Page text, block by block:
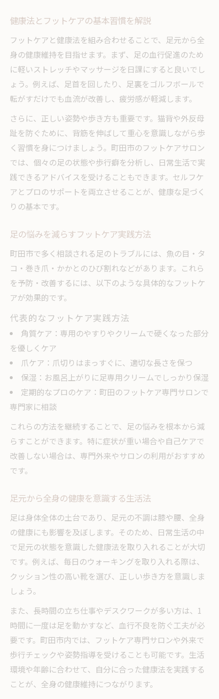
る
日常生活に取り入れる健康法とフットケア
足の疲れを軽減するフットケア習慣のコツ
自宅でできるフットケア町田おすすめ法
町田市で注目のフットケアの魅力
町田で人気のフットケアの特徴と効果を解
説
専門家がすすめるフットケアの魅力とは
健康法と組み合わせた町田のフットケア術
サロンで体験できるフットケアのポイント
魚の目やタコ対策に役立つ知識集
ント
健康法と併用した魚の目・タコ対策のコツ
フットケア町田で学ぶ魚の目ケア方法
痛み軽減に役立つフットケアの知識を解説
魚の目・タコの原因を知るフットケア習慣
健康法とフットケアの基本習慣を解説
フットケアと健康法を組み合わせることで、足元から全
身の健康維持を目指せます。まず、足の血行促進のため
に軽いストレッチやマッサージを日課にすると良いでし
ょう。例えば、足首を回したり、足裏をゴルフボールで
転がすだけでも血流が改善し、疲労感が軽減します。
さらに、正しい姿勢や歩き方も重要です。猫背や外反母
趾を防ぐために、背筋を伸ばして重心を意識しながら歩
く習慣を身につけましょう。町田市のフットケアサロン
では、個々の足の状態や歩行癖を分析し、日常生活で実
践できるアドバイスを受けることもできます。セルフケ
アとプロのサポートを両立させることが、健康な足づく
りの基本です。
足の悩みを減らすフットケア実践方法
町田市で多く相談される足のトラブルには、魚の目・タ
コ・巻き爪・かかとのひび割れなどがあります。これら
を予防・改善するには、以下のような具体的なフットケ
アが効果的です。
代表的なフットケア実践方法
角質ケア：専用のやすりやクリームで硬くなった部分
を優しくケア
爪ケア：爪切りはまっすぐに、適切な長さを保つ
保湿：お風呂上がりに足専用クリームでしっかり保湿
定期的なプロのケア：町田のフットケア専門サロンで
専門家に相談
これらの方法を継続することで、足の悩みを根本から減
らすことができます。特に症状が重い場合や自己ケアで
改善しない場合は、専門外来やサロンの利用がおすすめ
です。
足元から全身の健康を意識する生活法
足は身体全体の土台であり、足元の不調は膝や腰、全身
の健康にも影響を及ぼします。そのため、日常生活の中
で足元の状態を意識した健康法を取り入れることが大切
です。例えば、毎日のウォーキングを取り入れる際は、
クッション性の高い靴を選び、正しい歩き方を意識しま
しょう。
また、長時間の立ち仕事やデスクワークが多い方は、1
時間に一度は足を動かすなど、血行不良を防ぐ工夫が必
要です。町田市内では、フットケア専門サロンや外来で
歩行チェックや姿勢指導を受けることも可能です。生活
環境や年齢に合わせて、自分に合った健康法を実践する
ことが、全身の健康維持につながります。